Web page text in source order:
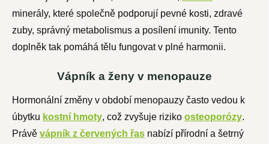
minerály, které společně podporují pevné kosti, zdravé
zuby, správný metabolismus a posílení imunity. Tento
doplněk tak pomáhá tělu fungovat v plné harmonii.
Vápník a ženy v menopauze
Hormonální změny v období menopauzy často vedou k
úbytku kostní hmoty, což zvyšuje riziko osteoporózy.
Právě vápník z červených řas nabízí přírodní a šetrný